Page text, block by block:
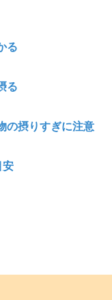
る
る
の摂りすぎに注意
安